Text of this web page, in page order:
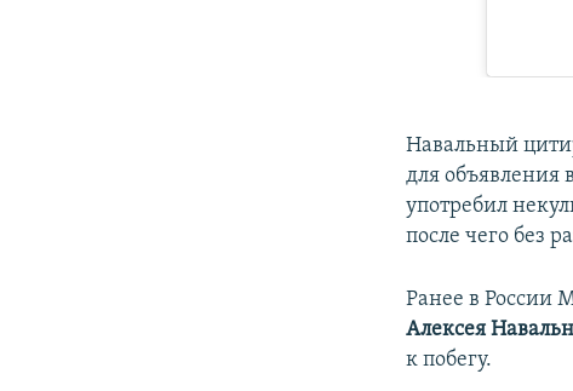
Навальный
для объявления
употребил
после чего без
Ранее в России
Алексея
к побегу.